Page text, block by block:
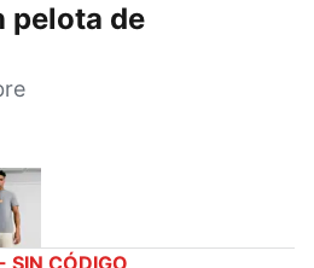
pelota de
Cast Iron
SIN CÓDIGO